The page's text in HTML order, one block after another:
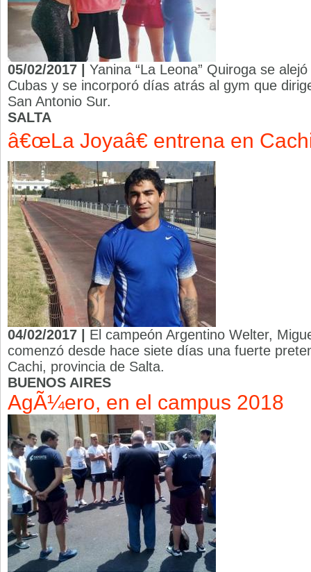
05/02/2017 | Yanina “La Leona” Quiroga se
Cubas y se incorporó días atrás al gym que
San Antonio Sur.
SALTA
â€œLa Joyaâ€ entrena en
04/02/2017 | El campeón Argentino Welter,
comenzó desde hace siete días una fuerte
Cachi, provincia de Salta.
BUENOS AIRES
AgÃ¼ero, en el campus 2018